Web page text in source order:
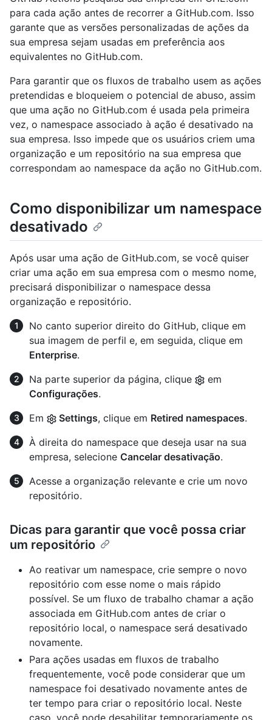
para cada ação antes de recorrer a GitHub.com. Isso
garante que as versões personalizadas de ações da
sua empresa sejam usadas em preferência aos
equivalentes no GitHub.com.
Para garantir que os fluxos de trabalho usem as ações
pretendidas e bloqueiem o potencial de abuso, assim
que uma ação no GitHub.com é usada pela primeira
vez, o namespace associado à ação é desativado na
sua empresa. Isso impede que os usuários criem uma
organização e um repositório na sua empresa que
correspondam ao namespace da ação no GitHub.com.
Como disponibilizar um namespace
desativado
Após usar uma ação de GitHub.com, se você quiser
criar uma ação em sua empresa com o mesmo nome,
precisará disponibilizar o namespace dessa
organização e repositório.
No canto superior direito do GitHub, clique em
sua imagem de perfil e, em seguida, clique em
Enterprise.
Na parte superior da página, clique
em
Configurações.
Em
Settings, clique em Retired namespaces.
À direita do namespace que deseja usar na sua
empresa, selecione Cancelar desativação.
Acesse a organização relevante e crie um novo
repositório.
Dicas para garantir que você possa criar
um repositório
Ao reativar um namespace, crie sempre o novo
repositório com esse nome o mais rápido
possível. Se um fluxo de trabalho chamar a ação
associada em GitHub.com antes de criar o
repositório local, o namespace será desativado
novamente.
Para ações usadas em fluxos de trabalho
frequentemente, você pode considerar que um
namespace foi desativado novamente antes de
ter tempo para criar o repositório local. Neste